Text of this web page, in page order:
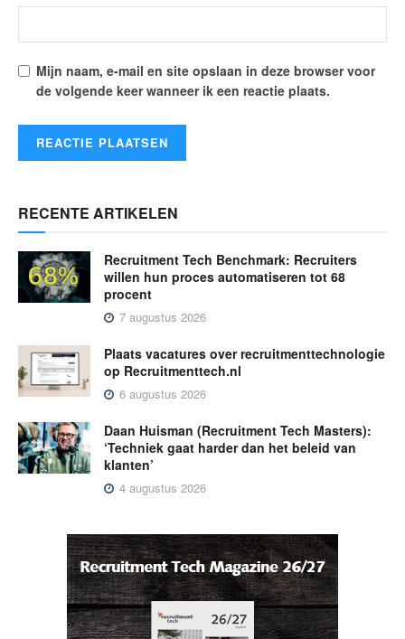
Mijn naam, e-mail en site opslaan in deze browser voor
de volgende keer wanneer ik een reactie plaats.
RECENTE ARTIKELEN
Recruitment Tech Benchmark: Recruiters
willen hun proces automatiseren tot 68
procent
7 augustus 2026
Plaats vacatures over recruitmenttechnologie
op Recruitmenttech.nl
6 augustus 2026
Daan Huisman (Recruitment Tech Masters):
‘Techniek gaat harder dan het beleid van
klanten’
4 augustus 2026